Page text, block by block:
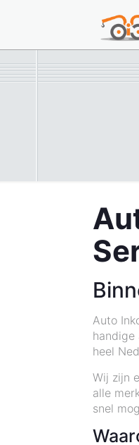
Auto
handige
heel
Wij zijn
alle
snel